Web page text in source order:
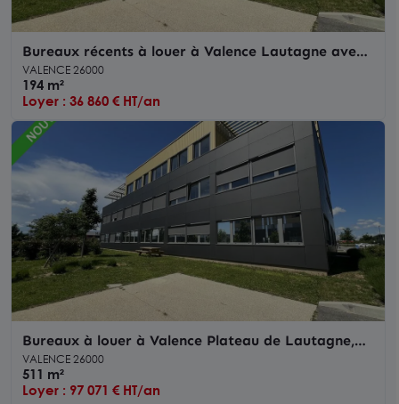
Bureaux récents à louer à Valence Lautagne avec
places de parking privatives
VALENCE 26000
194 m²
Loyer : 36 860 € HT/an
Bureaux à louer à Valence Plateau de Lautagne,
parking sécurisé inclus
VALENCE 26000
511 m²
Loyer : 97 071 € HT/an